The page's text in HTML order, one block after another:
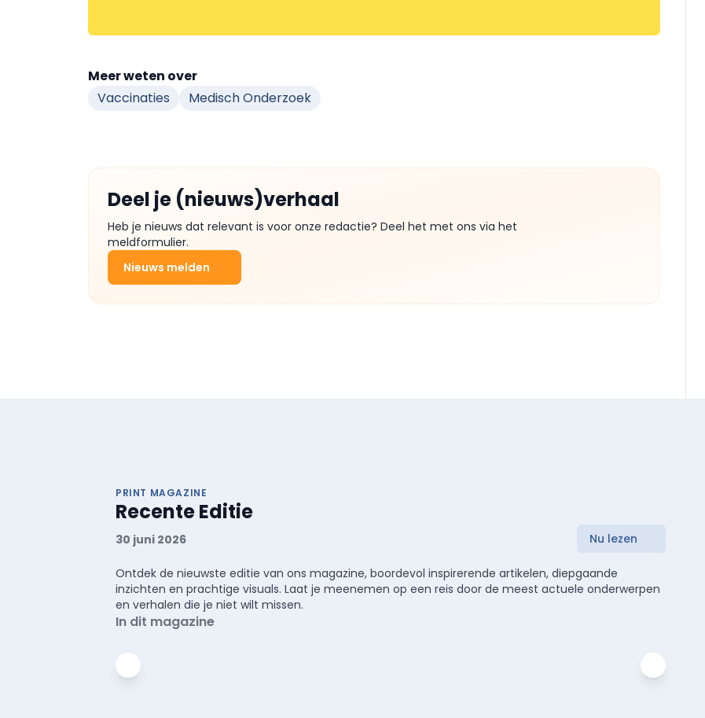
Meer weten over
Vaccinaties
Medisch Onderzoek
Deel je (nieuws)verhaal
Heb je nieuws dat relevant is voor onze redactie? Deel het met ons via het
meldformulier.
Nieuws melden
PRINT MAGAZINE
Recente Editie
30 juni 2026 Nu lezen
Ontdek de nieuwste editie van ons magazine, boordevol inspirerende artikelen, diepgaande
inzichten en prachtige visuals. Laat je meenemen op een reis door de meest actuele onderwerpen
en verhalen die je niet wilt missen.
In dit magazine